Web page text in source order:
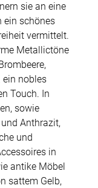
sie an eine
ein schönes
vermittelt.
Metallictöne
ein nobles
Touch. In
sowie
Anthrazit,
und
in
antike Möbel
sattem Gelb,